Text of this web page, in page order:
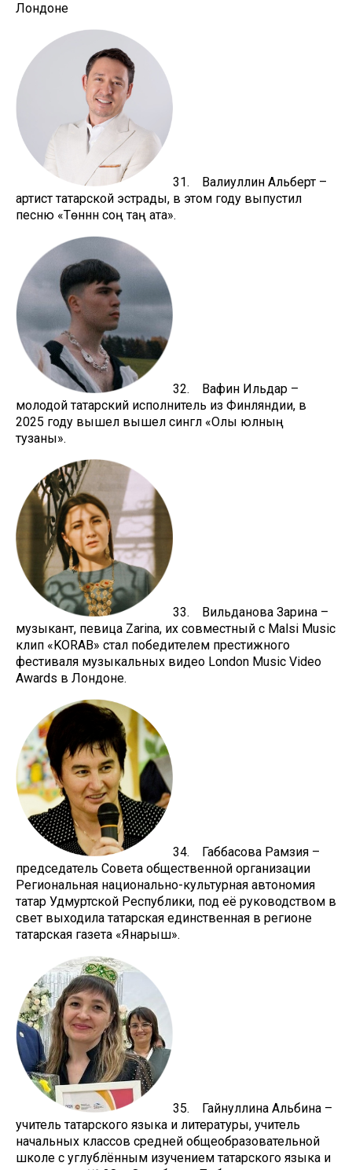
Лондоне
31. Валиуллин Альберт –
артист татарской эстрады, в этом году выпустил
песню «Төннән соң таң ата».
32. Вафин Ильдар –
молодой татарский исполнитель из Финляндии, в
2025 году вышел вышел сингл «Олы юлның
тузаны».
33. Вильданова Зарина –
музыкант, певица Zarina, их совместный с Malsi Music
клип «KORAB» стал победителем престижного
фестиваля музыкальных видео London Music Video
Awards в Лондоне.
34. Габбасова Рамзия –
председатель Совета общественной организации
Региональная национально-культурная автономия
татар Удмуртской Республики, под её руководством в
свет выходила татарская единственная в регионе
татарская газета «Янарыш».
35. Гайнуллина Альбина –
учитель татарского языка и литературы, учитель
начальных классов средней общеобразовательной
школе с углублённым изучением татарского языка и